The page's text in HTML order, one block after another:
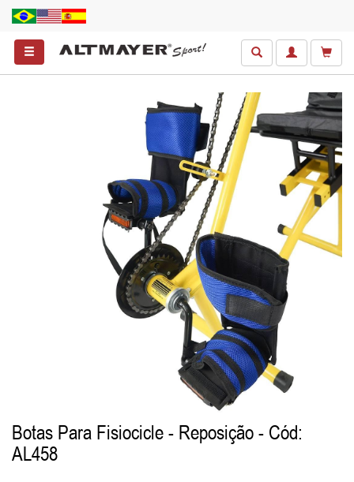
Botas Para Fisiocicle - Reposição - Cód:
AL458